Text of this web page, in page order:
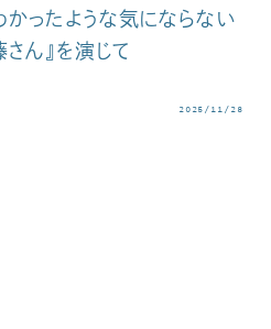
かったような気にならない
さん』を演じて
2025/11/28